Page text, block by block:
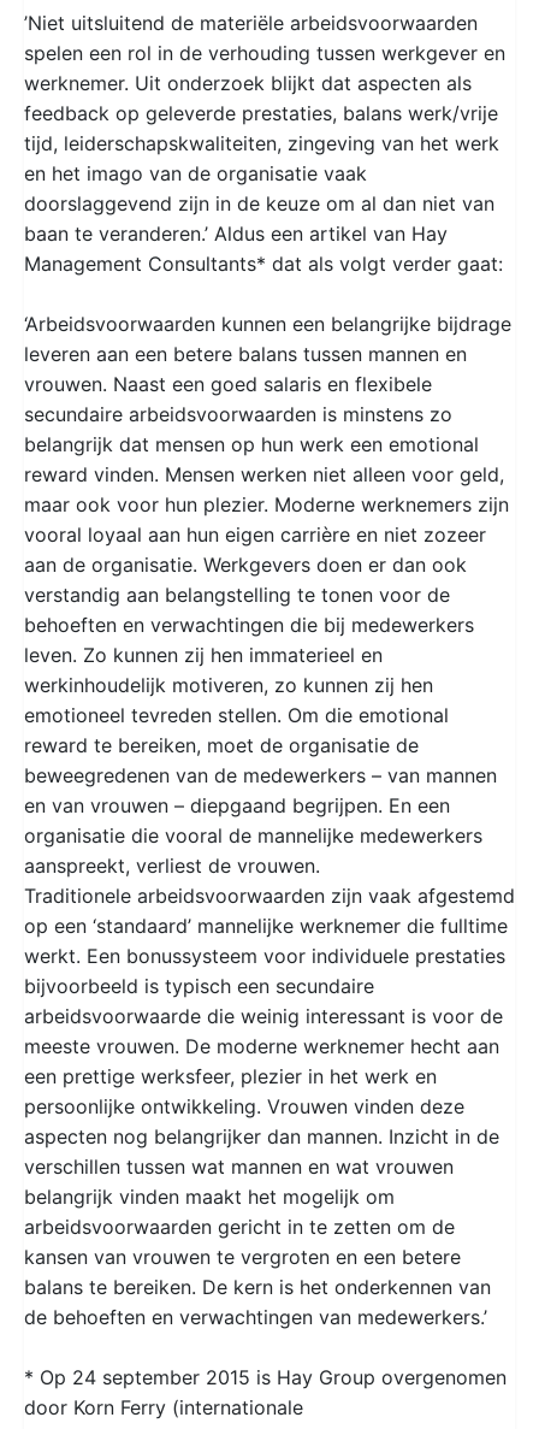
’Niet uitsluitend de materiële arbeidsvoorwaarden
spelen een rol in de verhouding tussen werkgever en
werknemer. Uit onderzoek blijkt dat aspecten als
feedback op geleverde prestaties, balans werk/vrije
tijd, leiderschapskwaliteiten, zingeving van het werk
en het imago van de organisatie vaak
doorslaggevend zijn in de keuze om al dan niet van
baan te veranderen.’ Aldus een artikel van Hay
Management Consultants* dat als volgt verder gaat:
‘Arbeidsvoorwaarden kunnen een belangrijke bijdrage
leveren aan een betere balans tussen mannen en
vrouwen. Naast een goed salaris en flexibele
secundaire arbeidsvoorwaarden is minstens zo
belangrijk dat mensen op hun werk een emotional
reward vinden. Mensen werken niet alleen voor geld,
maar ook voor hun plezier. Moderne werknemers zijn
vooral loyaal aan hun eigen carrière en niet zozeer
aan de organisatie. Werkgevers doen er dan ook
verstandig aan belangstelling te tonen voor de
behoeften en verwachtingen die bij medewerkers
leven. Zo kunnen zij hen immaterieel en
werkinhoudelijk motiveren, zo kunnen zij hen
emotioneel tevreden stellen. Om die emotional
reward te bereiken, moet de organisatie de
beweegredenen van de medewerkers – van mannen
en van vrouwen – diepgaand begrijpen. En een
organisatie die vooral de mannelijke medewerkers
aanspreekt, verliest de vrouwen.
Traditionele arbeidsvoorwaarden zijn vaak afgestemd
op een ‘standaard’ mannelijke werknemer die fulltime
werkt. Een bonussysteem voor individuele prestaties
bijvoorbeeld is typisch een secundaire
arbeidsvoorwaarde die weinig interessant is voor de
meeste vrouwen. De moderne werknemer hecht aan
een prettige werksfeer, plezier in het werk en
persoonlijke ontwikkeling. Vrouwen vinden deze
aspecten nog belangrijker dan mannen. Inzicht in de
verschillen tussen wat mannen en wat vrouwen
belangrijk vinden maakt het mogelijk om
arbeidsvoorwaarden gericht in te zetten om de
kansen van vrouwen te vergroten en een betere
balans te bereiken. De kern is het onderkennen van
de behoeften en verwachtingen van medewerkers.’
* Op 24 september 2015 is Hay Group overgenomen
door Korn Ferry (internationale